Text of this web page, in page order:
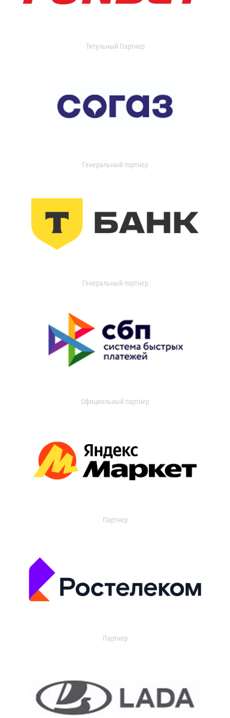
Титульный Партнер
Генеральный партнер
Генеральный партнер
Официальный партнер
Партнер
Партнер